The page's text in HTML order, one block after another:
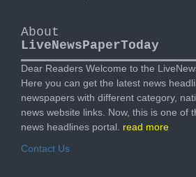
About
LiveNewsPaperToday
Dear Readers Welcome to the
Here you can get the latest news
newspapers with different category,
news website links. Now, this is one of
news headlines portal. read more
Contact Us